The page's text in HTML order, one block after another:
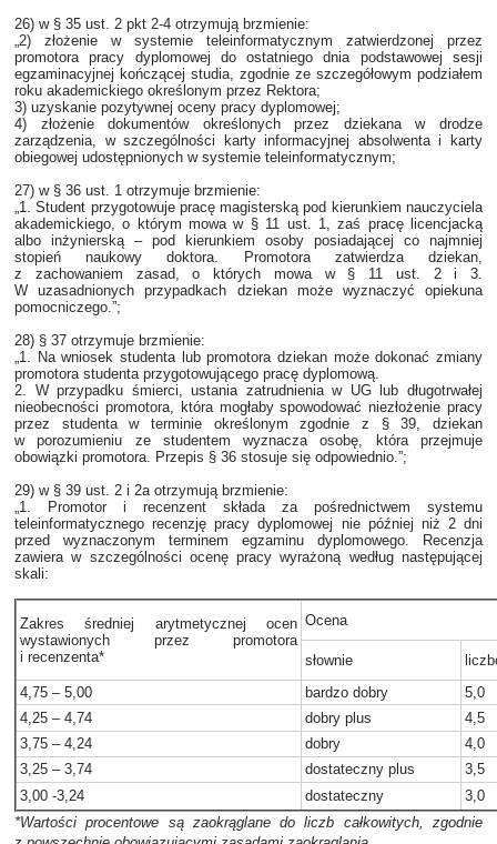
26) w § 35 ust. 2 pkt 2-4 otrzymują brzmienie:
„2) złożenie w systemie teleinformatycznym zatwierdzonej przez
promotora pracy dyplomowej do ostatniego dnia podstawowej sesji
egzaminacyjnej kończącej studia, zgodnie ze szczegółowym podziałem
roku akademickiego określonym przez Rektora;
3) uzyskanie pozytywnej oceny pracy dyplomowej;
4) złożenie dokumentów określonych przez dziekana w drodze
zarządzenia, w szczególności karty informacyjnej absolwenta i karty
obiegowej udostępnionych w systemie teleinformatycznym;
27) w § 36 ust. 1 otrzymuje brzmienie:
„1. Student przygotowuje pracę magisterską pod kierunkiem nauczyciela
akademickiego, o którym mowa w § 11 ust. 1, zaś pracę licencjacką
albo inżynierską – pod kierunkiem osoby posiadającej co najmniej
stopień naukowy doktora. Promotora zatwierdza dziekan,
z zachowaniem zasad, o których mowa w § 11 ust. 2 i 3.
W uzasadnionych przypadkach dziekan może wyznaczyć opiekuna
pomocniczego.”;
28) § 37 otrzymuje brzmienie:
„1. Na wniosek studenta lub promotora dziekan może dokonać zmiany
promotora studenta przygotowującego pracę dyplomową.
2. W przypadku śmierci, ustania zatrudnienia w UG lub długotrwałej
nieobecności promotora, która mogłaby spowodować niezłożenie pracy
przez studenta w terminie określonym zgodnie z § 39, dziekan
w porozumieniu ze studentem wyznacza osobę, która przejmuje
obowiązki promotora. Przepis § 36 stosuje się odpowiednio.”;
29) w § 39 ust. 2 i 2a otrzymują brzmienie:
„1. Promotor i recenzent składa za pośrednictwem systemu
teleinformatycznego recenzję pracy dyplomowej nie później niż 2 dni
przed wyznaczonym terminem egzaminu dyplomowego. Recenzja
zawiera w szczególności ocenę pracy wyrażoną według następującej
skali:
Zakres średniej arytmetycznej ocen
wystawionych przez promotora
i recenzenta*
Ocena
słownie
4,75 – 5,00
bardzo dobry
5,0
4,25 – 4,74
dobry plus
4,5
3,75 – 4,24
dobry
4,0
3,25 – 3,74
dostateczny plus
3,5
3,00 -3,24
dostateczny 3,0
*Wartości procentowe są zaokrąglane do liczb całkowitych, zgodnie